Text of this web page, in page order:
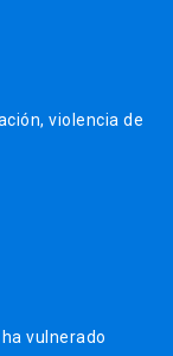
violencia de
vulnerado